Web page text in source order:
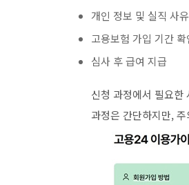
개인 정보 및 실직 사
고용보험 가입 기간 확
심사 후 급여 지급
신청 과정에서 필요한
과정은 간단하지만,